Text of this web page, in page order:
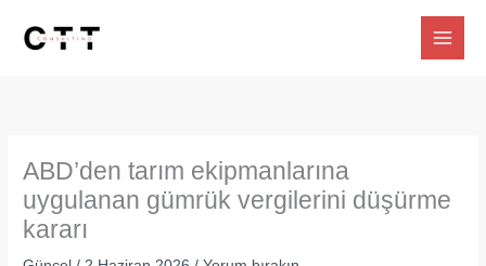
ABD’den tarım ekipmanlarına
uygulanan gümrük vergilerini düşürme
kararı